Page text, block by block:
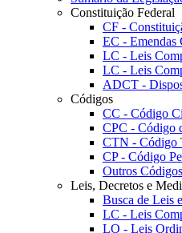
Constituição Federal
CF -
EC - Emendas
LC - Leis
LC - Leis
ADCT -
Códigos
CC - Código
CPC - Código
CTN - Código
CP - Código
Outros
Leis, Decretos e
Busca de Leis
LC - Leis
LO - Leis